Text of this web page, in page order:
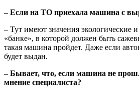
– Если на ТО приехала машина с
– Тут имеют значения экологические
«банке», в которой должен быть
такая машина пройдет. Даже если
будет выдан.
– Бывает, что, если машина не
мнение специалиста?